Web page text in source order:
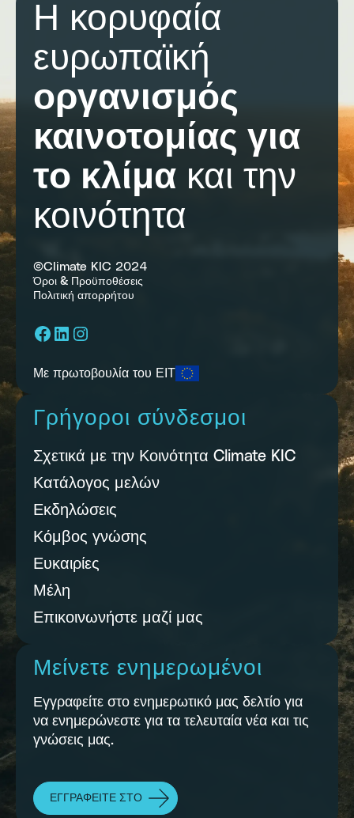
Η κορυφαία
ευρωπαϊκή
οργανισμός
καινοτομίας για
το κλίμα και την
κοινότητα
©Climate KIC 2024
Όροι & Προϋποθέσεις
Πολιτική απορρήτου
Facebook
LinkedIn
Instagram
Με πρωτοβουλία του ΕΙΤ
Γρήγοροι σύνδεσμοι
Σχετικά με την Κοινότητα Climate KIC
Κατάλογος μελών
Εκδηλώσεις
Κόμβος γνώσης
Ευκαιρίες
Μέλη
Επικοινωνήστε μαζί μας
Μείνετε ενημερωμένοι
Εγγραφείτε στο ενημερωτικό μας δελτίο για
να ενημερώνεστε για τα τελευταία νέα και τις
γνώσεις μας.
ΕΓΓΡΑΦΕΊΤΕ ΣΤΟ